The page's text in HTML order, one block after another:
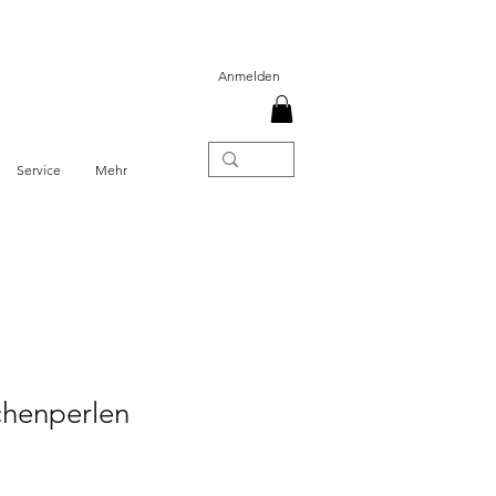
Anmelden
Service Mehr